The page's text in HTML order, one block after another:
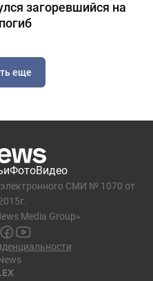
загоревшийся на
еще
ФотоВидео
электронного СМИ № 1070 от
Media Group»